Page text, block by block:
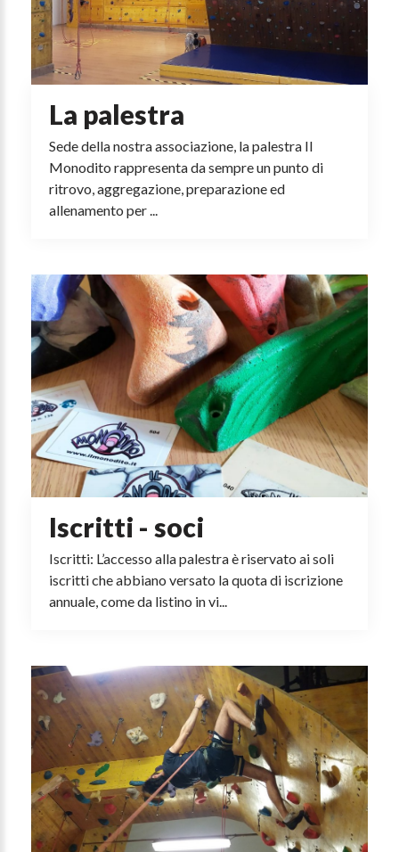
La palestra
Sede della nostra associazione, la palestra Il
Monodito rappresenta da sempre un punto di
ritrovo, aggregazione, preparazione ed
allenamento per ...
Iscritti - soci
Iscritti: L’accesso alla palestra è riservato ai soli
iscritti che abbiano versato la quota di iscrizione
annuale, come da listino in vi...